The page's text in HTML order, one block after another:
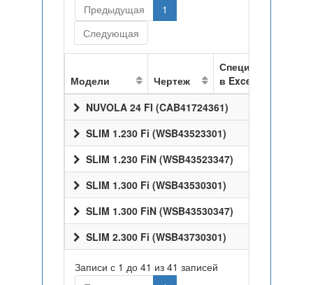
Предыдущая
1
Следующая
Модели Чертеж
Спецификация
в Excel
NUVOLA 24 FI (CAB41724361)
SLIM 1.230 Fi (WSB43523301)
SLIM 1.230 FiN (WSB43523347)
SLIM 1.300 Fi (WSB43530301)
SLIM 1.300 FiN (WSB43530347)
SLIM 2.300 Fi (WSB43730301)
Записи с 1 до 41 из 41 записей